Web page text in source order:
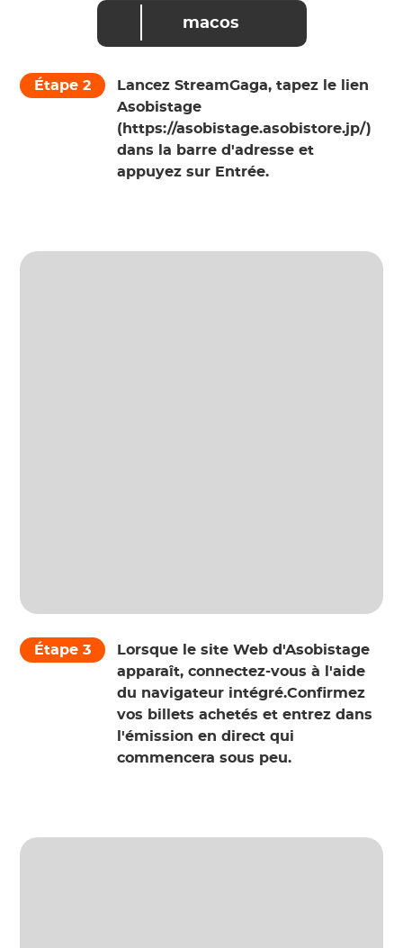
macos
Étape 2
Lancez StreamGaga, tapez le lien
Asobistage
(https://asobistage.asobistore.jp/)
dans la barre d'adresse et
appuyez sur Entrée.
Étape 3
Lorsque le site Web d'Asobistage
apparaît, connectez-vous à l'aide
du navigateur intégré.Confirmez
vos billets achetés et entrez dans
l'émission en direct qui
commencera sous peu.